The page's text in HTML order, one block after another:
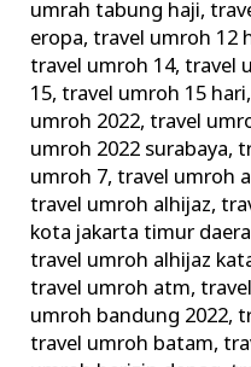
umrah tabung haji,
eropa,travel umroh 12
travel umroh 14,travel
15,travel umroh 15 hari
umroh 2022,travel
umroh 2022 surabaya,
umroh 7,travel umroh
travel umroh alhijaz,
kota jakarta timur
travel umroh alhijaz
travel umroh atm,
umroh bandung 2022,
travel umroh batam,